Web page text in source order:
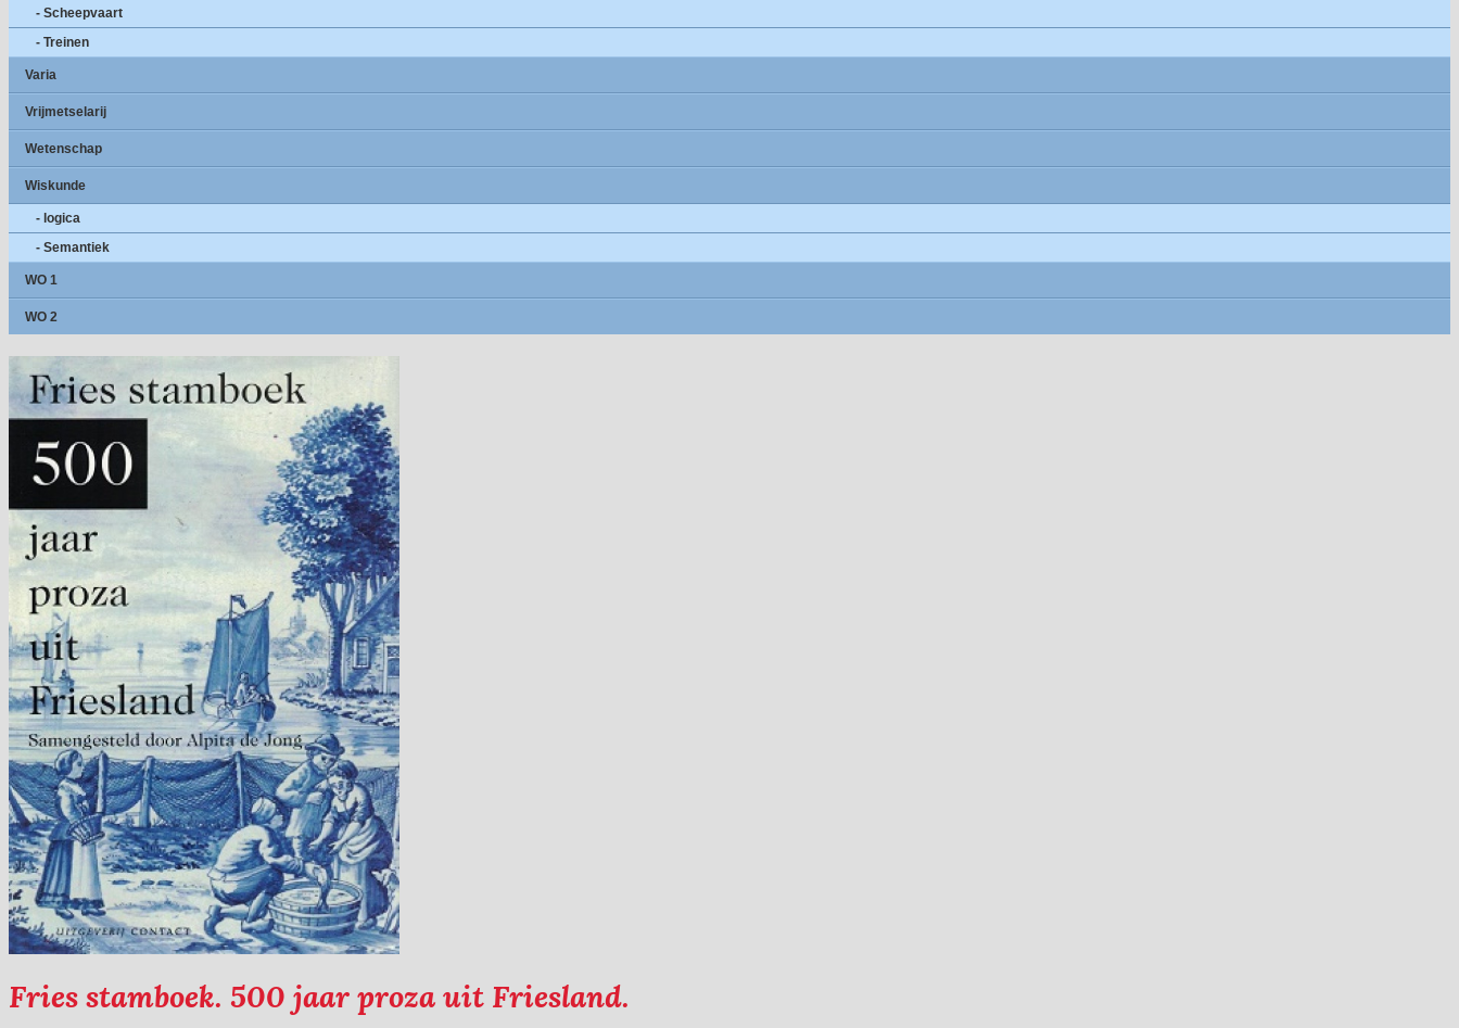
- Scheepvaart
- Treinen
Varia
Vrijmetselarij
Wetenschap
Wiskunde
- logica
- Semantiek
WO 1
WO 2
Fries stamboek. 500 jaar proza uit Friesland.